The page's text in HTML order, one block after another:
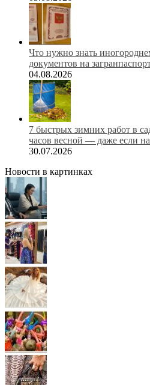
Что нужно знать
документов на
04.08.2026
7 быстрых зимних работ в
часов весной — даже если
30.07.2026
Новости в картинках